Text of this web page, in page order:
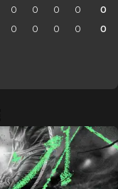
0 0 0 0 0
0 0 0 0 0